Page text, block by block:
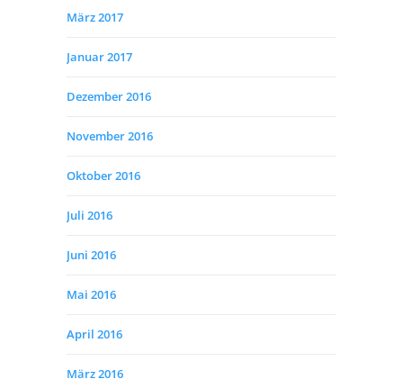
März 2017
Januar 2017
Dezember 2016
November 2016
Oktober 2016
Juli 2016
Juni 2016
Mai 2016
April 2016
März 2016